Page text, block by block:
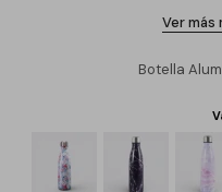
Ver más
Botella